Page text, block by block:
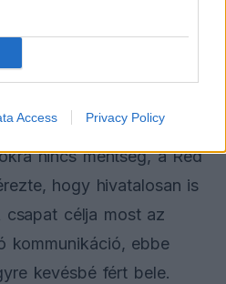
Access Privacy Policy
nyerte el a
Katarban például nagy
Lando Norrist.
nincs mentség, a Red
hogy hivatalosan is
csapat célja most az
kommunikáció, ebbe
kevésbé fért bele.